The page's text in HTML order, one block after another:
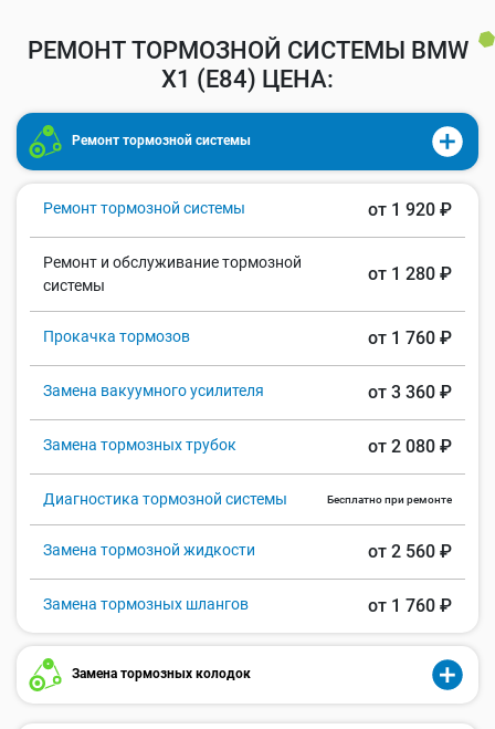
РЕМОНТ ТОРМОЗНОЙ СИСТЕМЫ BMW
X1 (E84) ЦЕНА:
Ремонт тормозной системы
Ремонт тормозной системы от 1 920 ₽
Ремонт и обслуживание тормозной
системы
от 1 280 ₽
Прокачка тормозов от 1 760 ₽
Замена вакуумного усилителя от 3 360 ₽
Замена тормозных трубок от 2 080 ₽
Диагностика тормозной системы Бесплатно при ремонте
Замена тормозной жидкости от 2 560 ₽
Замена тормозных шлангов от 1 760 ₽
Замена тормозных колодок